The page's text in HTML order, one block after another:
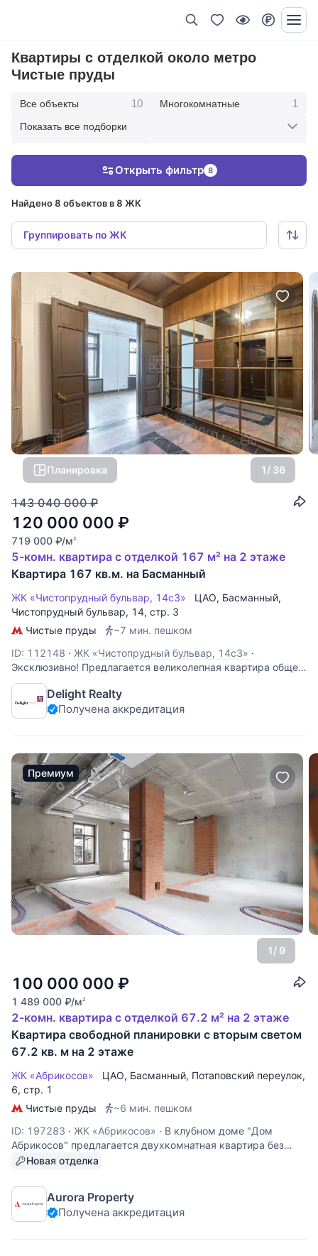
Квартиры с отделкой около метро
Чистые пруды
Все объекты 10 Многокомнатные 1
3 Двухкомнатные
Показать все подборки
Найдено 8 объектов в 8 ЖК
Группировать по ЖК
Открыть фильтр 8
Планировка 1/ 36
143 040 000 ₽
120 000 000 ₽
719 000 ₽/м2
5-комн. квартира с отделкой 167 м² на 2 этаже
Квартира 167 кв.м. на Басманный
ЖК «Чистопрудный бульвар, 14с3» ЦАО, Басманный,
Чистопрудный бульвар, 14, стр. 3
Чистые пруды
~7 мин. пешком
ID: 112148 · ЖК «Чистопрудный бульвар, 14с3» ·
Эксклюзивно! Предлагается великолепная квартира общей
площадью 167 кв.м. Функциональная планировка:
просторный холл, гостиная, кабинет, 3 изолированные
спальни, кухня, большая ванная комната с санузлом,
Delight Realty
Получена аккредитация
Премиум
1/ 9
100 000 000 ₽
1 489 000 ₽/м2
2-комн. квартира с отделкой 67.2 м² на 2 этаже
Квартира свободной планировки с вторым светом
67.2 кв. м на 2 этаже
ЖК «Абрикосов» ЦАО, Басманный, Потаповский переулок,
6, стр. 1
Чистые пруды
~6 мин. пешком
ID: 197283 · ЖК «Абрикосов» · В клубном доме "Дом
Абрикосов" предлагается двухкомнатная квартира без
отделки. Общая площадь квартиры 67 кв. м. Высокие
гардеробной два с/у. Участник ассоциации агентств
элитной недвижимости AREA.
Новая отделка
Aurora Property
Получена аккредитация